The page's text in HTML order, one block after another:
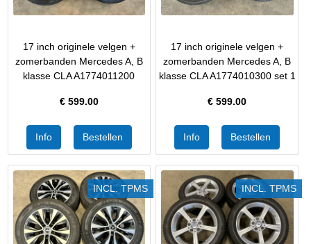
17 inch originele velgen +
zomerbanden Mercedes A, B
klasse CLA A1774011200
€ 599.00
17 inch originele velgen +
zomerbanden Mercedes A, B
klasse CLA A1774010300 set 1
€599.00
INCL. TPMS INCL. TPMS